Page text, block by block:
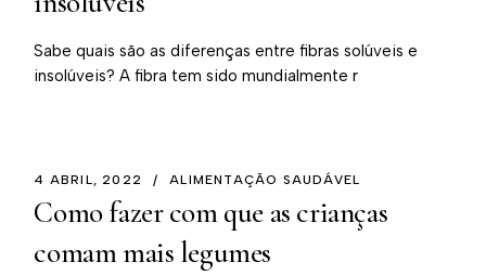
Sabe quais são as diferenças entre fibras solúveis e
insolúveis? A fibra tem sido mundialmente r
4 ABRIL, 2022 ALIMENTAÇÃO SAUDÁVEL
Como fazer com que as crianças
comam mais legumes